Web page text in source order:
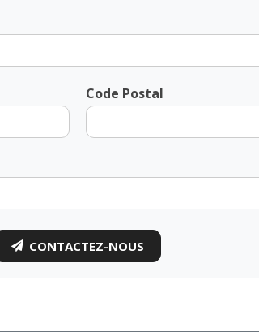
Code Postal
CONTACTEZ-NOUS